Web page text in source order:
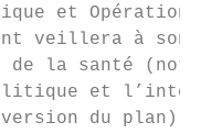
et
veillera à son
la santé
et
du plan).